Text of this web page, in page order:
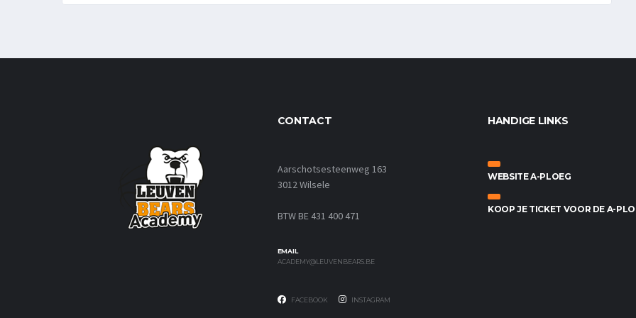
CONTACT
Aarschotsesteenweg 163
3012 Wilsele
BTW BE 431 400 471
EMAIL
ACADEMY@LEUVENBEARS.BE
FACEBOOK INSTAGRAM
HANDIGE LINKS
WEBSITE A-PLOEG
KOOP JE TICKET VOOR DE A-